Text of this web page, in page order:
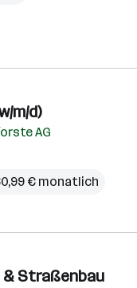
m/d)
AG
€ monatlich
& Straßenbau